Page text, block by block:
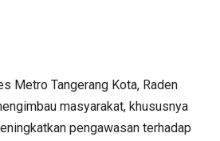
Metro Tangerang Kota, Raden
masyarakat, khususnya
pengawasan terhadap